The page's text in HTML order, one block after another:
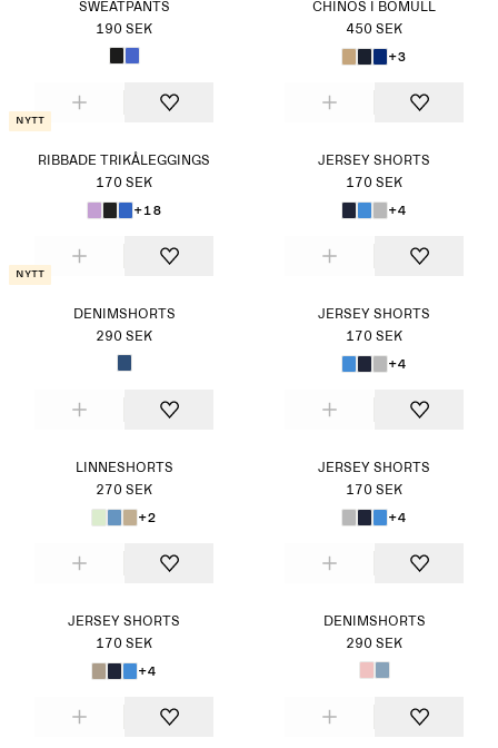
SWEATPANTS
190 SEK
CHINOS I BOMULL
450 SEK
+3
Nytt
RIBBADE TRIKÅLEGGINGS
170 SEK
+18
JERSEY SHORTS
170 SEK
+4
Nytt
DENIMSHORTS
290 SEK
JERSEY SHORTS
170 SEK
+4
LINNESHORTS
270 SEK
+2
JERSEY SHORTS
170 SEK
+4
JERSEY SHORTS
170 SEK
+4
DENIMSHORTS
290 SEK